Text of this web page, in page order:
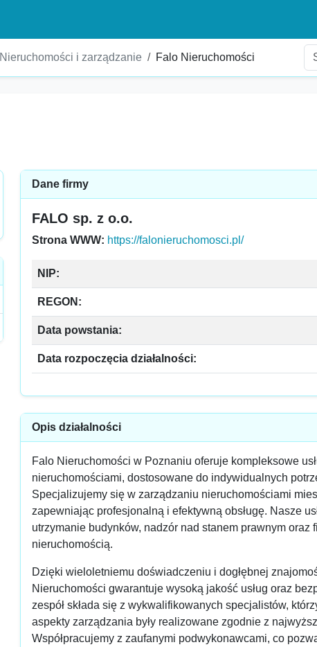
Nieruchomości i zarządzanie Falo Nieruchomości
Dane firmy
FALO sp. z o.o.
Strona WWW: https://falonieruchomosci.pl/
NIP:
REGON:
Data powstania:
Data rozpoczęcia działalności:
Opis działalności
Falo Nieruchomości w Poznaniu oferuje kompleksowe
nieruchomościami, dostosowane do indywidualnych
Specjalizujemy się w zarządzaniu nieruchomościami
zapewniając profesjonalną i efektywną obsługę. Nasze
utrzymanie budynków, nadzór nad stanem prawnym oraz
nieruchomością.
Dzięki wieloletniemu doświadczeniu i dogłębnej
Nieruchomości gwarantuje wysoką jakość usług oraz
zespół składa się z wykwalifikowanych specjalistów,
aspekty zarządzania były realizowane zgodnie z
Współpracujemy z zaufanymi podwykonawcami, co